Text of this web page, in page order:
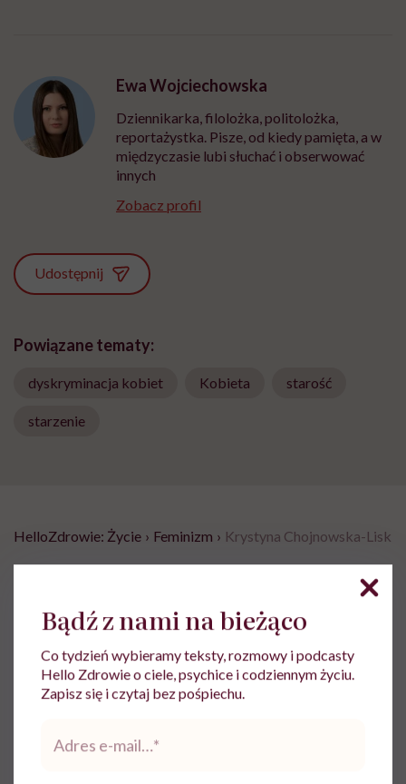
Ewa Wojciechowska
Dziennikarka, filolożka, politolożka,
reportażystka. Pisze, od kiedy pamięta, a w
międzyczasie lubi słuchać i obserwować
innych
Zobacz profil
Udostępnij
Powiązane tematy:
dyskryminacja kobiet Kobieta starość
starzenie
HelloZdrowie: Życie › Feminizm › Krystyna Chojnowska-
Liskiewicz: „Nie chcę być
słynna. Chciałam tylko być
pierwsza”
Opublikowano:
Bądź z nami na bieżąco
Co tydzień wybieramy teksty, rozmowy i podcasty
Hello Zdrowie o ciele, psychice i codziennym życiu.
Zapisz się i czytaj bez pośpiechu.
*